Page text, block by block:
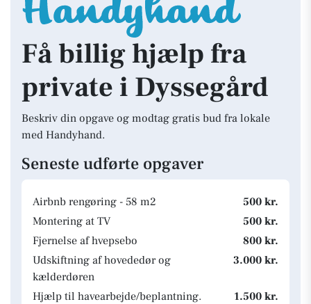
Få billig hjælp fra
private i Dyssegård
Beskriv din opgave og modtag gratis bud fra lokale
med Handyhand.
Seneste udførte opgaver
Airbnb rengøring - 58 m2
500 kr.
Montering at TV
500 kr.
Fjernelse af hvepsebo
800 kr.
Udskiftning af hovededør og
kælderdøren
3.000 kr.
Hjælp til havearbejde/beplantning.
1.500 kr.